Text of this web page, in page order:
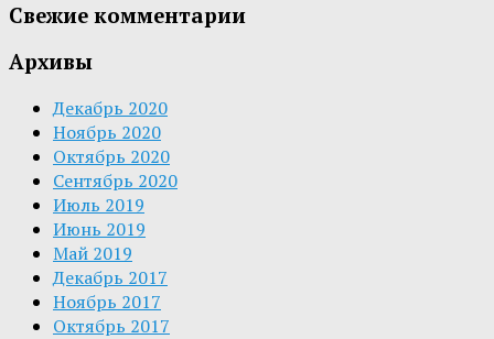
Свежие комментарии
Архивы
Декабрь 2020
Ноябрь 2020
Октябрь 2020
Сентябрь 2020
Июль 2019
Июнь 2019
Май 2019
Декабрь 2017
Ноябрь 2017
Октябрь 2017